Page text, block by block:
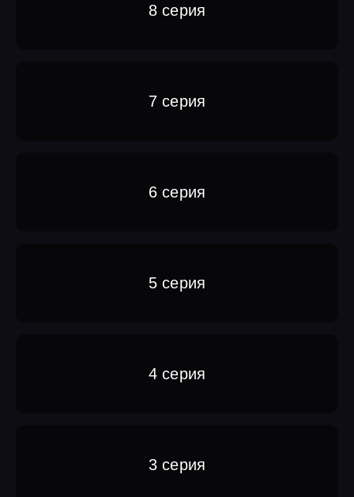
8 серия
7 серия
6 серия
5 серия
4 серия
3 серия